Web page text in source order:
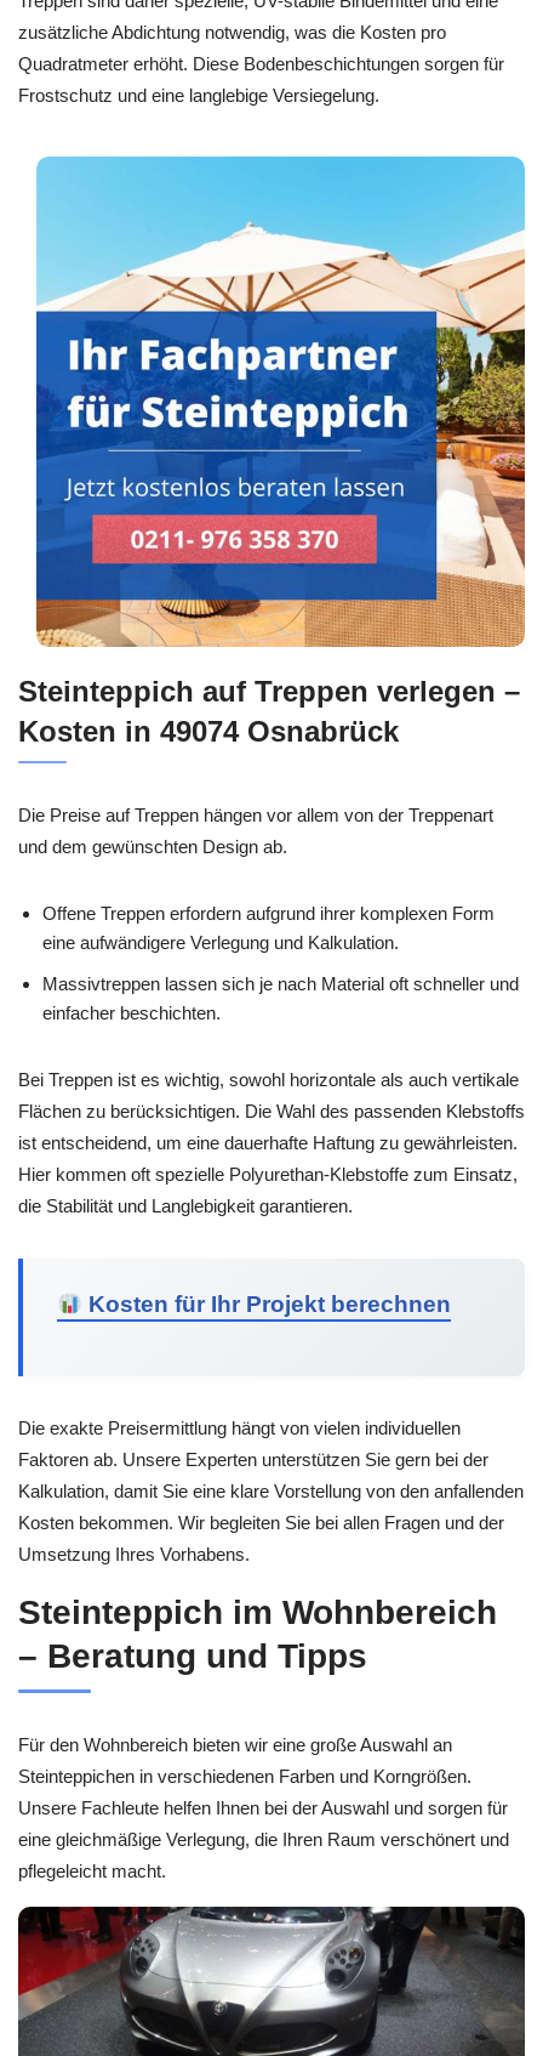
zusätzliche Abdichtung notwendig, was die Kosten pro
Quadratmeter erhöht. Diese Bodenbeschichtungen sorgen für
Frostschutz und eine langlebige Versiegelung.
Steinteppich auf Treppen verlegen –
Kosten in 49074 Osnabrück
Die Preise auf Treppen hängen vor allem von der Treppenart
und dem gewünschten Design ab.
Offene Treppen erfordern aufgrund ihrer komplexen Form
eine aufwändigere Verlegung und Kalkulation.
Massivtreppen lassen sich je nach Material oft schneller und
einfacher beschichten.
Bei Treppen ist es wichtig, sowohl horizontale als auch vertikale
Flächen zu berücksichtigen. Die Wahl des passenden Klebstoffs
ist entscheidend, um eine dauerhafte Haftung zu gewährleisten.
Hier kommen oft spezielle Polyurethan-Klebstoffe zum Einsatz,
die Stabilität und Langlebigkeit garantieren.
Kosten für Ihr Projekt berechnen
Die exakte Preisermittlung hängt von vielen individuellen
Faktoren ab. Unsere Experten unterstützen Sie gern bei der
Kalkulation, damit Sie eine klare Vorstellung von den anfallenden
Kosten bekommen. Wir begleiten Sie bei allen Fragen und der
Umsetzung Ihres Vorhabens.
Steinteppich im Wohnbereich
– Beratung und Tipps
Für den Wohnbereich bieten wir eine große Auswahl an
Steinteppichen in verschiedenen Farben und Korngrößen.
Unsere Fachleute helfen Ihnen bei der Auswahl und sorgen für
eine gleichmäßige Verlegung, die Ihren Raum verschönert und
pflegeleicht macht.